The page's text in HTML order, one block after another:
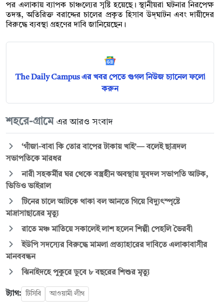
পর এলাকায় ব্যাপক চাঞ্চল্যের সৃষ্টি হয়েছে। স্থানীয়রা ঘটনার নিরপেক্ষ
তদন্ত, অতিরিক্ত বরাদ্দের চালের প্রকৃত হিসাব উদ্‌ঘাটন এবং দায়ীদের
বিরুদ্ধে ব্যবস্থা গ্রহণের দাবি জানিয়েছেন।
The Daily Campus এর খবর পেতে গুগল নিউজ চ্যানেল ফলো
করুন
শহরে-গ্রামে এর আরও সংবাদ
‘গাঁজা-বাবা কি তোর বাপের টাকায় খাই’— বলেই ছাত্রদল
সভাপতিকে মারধর
নারী সহকর্মীর ঘর থেকে বস্ত্রহীন অবস্থায় যুবদল সভাপতি আটক,
ভিডিও ভাইরাল
টিনের চালে আটকে থাকা বল আনতে গিয়ে বিদ্যুৎস্পৃষ্টে
মাদ্রাসাছাত্রের মৃত্যু
রাতে মঞ্চ মাতিয়ে সকালেই লাশ হলেন শিল্পী পেহলি ভৈরবী
ইউপি সদস্যের বিরুদ্ধে মামলা প্রত্যাহারের দাবিতে এলাকাবাসীর
মানববন্ধন
ঝিনাইদহে পুকুরে ডুবে ৮ বছরের শিশুর মৃত্যু
ট্যাগ: টিসিবি আওয়ামী লীগ